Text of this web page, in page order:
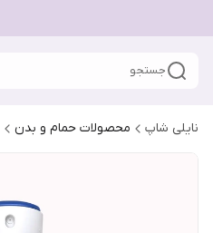
جستجو
نایلی شاپ محصولات حمام و بدن